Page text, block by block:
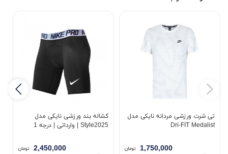
تی شرت ورزشی مردانه نایکی مدل
Dri-FIT Medalist
1,750,000 تومان
کشاله بند ورزشی نایکی مدل
Style2025 | وارداتی | درجه 1
2,450,000 تومان